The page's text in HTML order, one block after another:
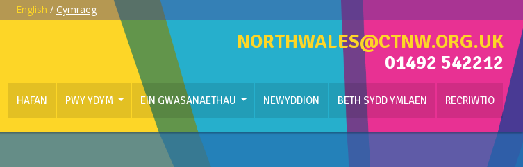
English / Cymraeg
NORTHWALES@CTNW.ORG.UK
01492 542212
HAFAN PWY YDYM EIN GWASANAETHAU NEWYDDION BETH SYDD YMLAEN RECRIWTIO